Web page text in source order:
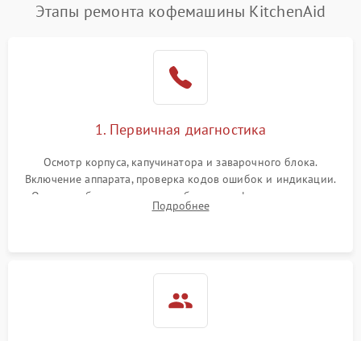
Этапы ремонта кофемашины KitchenAid
1. Первичная диагностика
Осмотр корпуса, капучинатора и заварочного блока.
Включение аппарата, проверка кодов ошибок и индикации.
Оценка работы помпы, термоблока и кофемолки на слух.
Измерение температуры и давления воды для выявления
Подробнее